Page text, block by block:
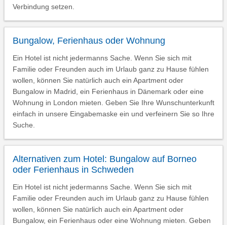
Verbindung setzen.
Bungalow, Ferienhaus oder Wohnung
Ein Hotel ist nicht jedermanns Sache. Wenn Sie sich mit
Familie oder Freunden auch im Urlaub ganz zu Hause fühlen
wollen, können Sie natürlich auch ein Apartment oder
Bungalow in Madrid, ein Ferienhaus in Dänemark oder eine
Wohnung in London mieten. Geben Sie Ihre Wunschunterkunft
einfach in unsere Eingabemaske ein und verfeinern Sie so Ihre
Suche.
Alternativen zum Hotel: Bungalow auf Borneo
oder Ferienhaus in Schweden
Ein Hotel ist nicht jedermanns Sache. Wenn Sie sich mit
Familie oder Freunden auch im Urlaub ganz zu Hause fühlen
wollen, können Sie natürlich auch ein Apartment oder
Bungalow, ein Ferienhaus oder eine Wohnung mieten. Geben